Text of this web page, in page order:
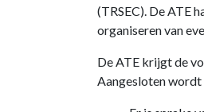
(TRSEC). De ATE
organiseren van
De ATE krijgt de
Aangesloten wordt